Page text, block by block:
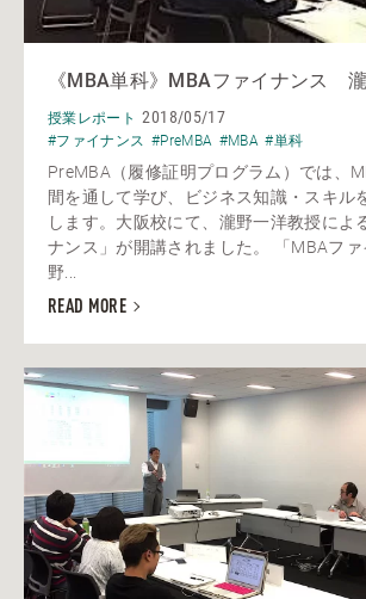
《MBA単科》MBAファイナンス
授業レポート 2018/05/17
#ファイナンス #PreMBA #MBA #単科
PreMBA（履修証明プログラム）では、
間を通して学び、ビジネス知識・スキル
します。大阪校にて、瀧野一洋教授によ
ナンス」が開講されました。 「MBAフ
野...
READ MORE